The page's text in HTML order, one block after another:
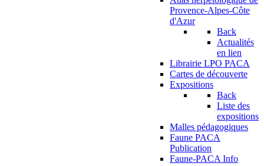
Provence-Alpes-Côte
d'Azur
Back
Actualités
en lien
Librairie LPO PACA
Cartes de découverte
Expositions
Back
Liste des
expositions
Malles pédagogiques
Faune PACA
Publication
Faune-PACA Info